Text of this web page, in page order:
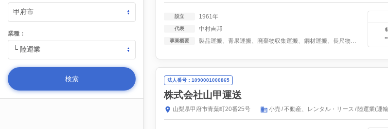
業種：
設立 1961年
代表 中村吉邦
事業概要 製品運搬、青果運搬、廃棄物収集運搬、鋼材運搬、長尺物運搬
法人番号：1090001000865
株式会社山甲運送
山梨県甲府市青葉町20番25号 小売 不動産、レンタル・リース 陸運業(運